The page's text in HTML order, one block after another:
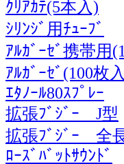
ｸﾘｱｶﾃ(5本入)
ｼﾘﾝｼﾞ用ﾁｭｰﾌﾞ
ｱﾙｶﾞｰｾﾞ携帯用
ｱﾙｶﾞｰｾﾞ(100枚
ｴﾀﾉｰﾙ80ｽﾌﾟﾚｰ
拡張ﾌﾞｼﾞｰ J型
拡張ﾌﾞｼﾞｰ 全
ﾛｰｽﾞﾊﾞｯﾄｻｳﾝﾄﾞ